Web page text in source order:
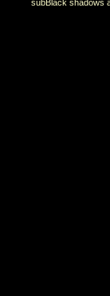
subBlack shadows